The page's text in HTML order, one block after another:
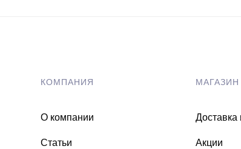
КОМПАНИЯ
О компании
Статьи
МАГАЗИН
Доставка
Акции